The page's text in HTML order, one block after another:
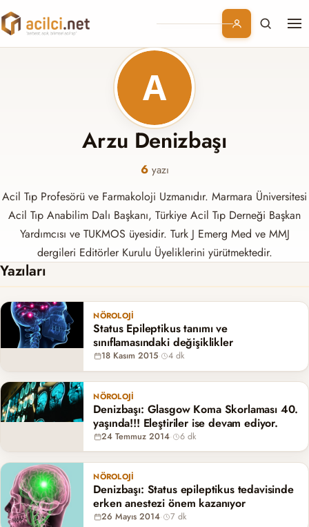
Branşlar
Konular
Kurumsal
Arzu Denizbaşı
6yazı
Acil Tıp Profesörü ve Farmakoloji Uzmanıdır. Marmara Üniversitesi
Acil Tıp Anabilim Dalı Başkanı, Türkiye Acil Tıp Derneği Başkan
Yardımcısı ve TUKMOS üyesidir. Turk J Emerg Med ve MMJ
dergileri Editörler Kurulu Üyeliklerini yürütmektedir.
Yazıları
NÖROLOJI
Status Epileptikus tanımı ve
sınıflamasındaki değişiklikler
18 Kasım 2015· 4 dk
NÖROLOJI
Denizbaşı: Glasgow Koma Skorlaması 40.
yaşında!!! Eleştiriler ise devam ediyor.
24 Temmuz 2014· 6 dk
NÖROLOJI
Denizbaşı: Status epileptikus tedavisinde
erken anestezi önem kazanıyor
26 Mayıs 2014· 7 dk